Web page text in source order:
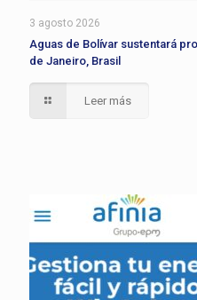
3 agosto 2026
Aguas de Bolívar sustentará
de Janeiro, Brasil
Leer más